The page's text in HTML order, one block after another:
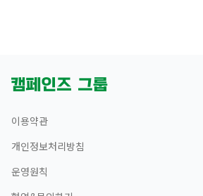
이용약관
개인정보처리방침
운영원칙